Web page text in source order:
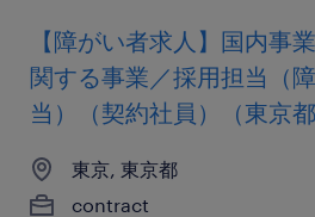
【障がい者求人】国内事
関する事業／採用担当（
当）（契約社員）（東京都
東京, 東京都
contract